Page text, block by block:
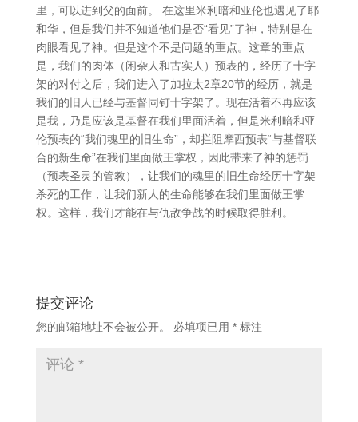
里，可以进到父的面前。 在这里米利暗和亚伦也遇见了耶
和华，但是我们并不知道他们是否“看见”了神，特别是在
肉眼看见了神。但是这个不是问题的重点。这章的重点
是，我们的肉体（闲杂人和古实人）预表的，经历了十字
架的对付之后，我们进入了加拉太2章20节的经历，就是
我们的旧人已经与基督同钉十字架了。现在活着不再应该
是我，乃是应该是基督在我们里面活着，但是米利暗和亚
伦预表的“我们魂里的旧生命”，却拦阻摩西预表“与基督联
合的新生命”在我们里面做王掌权，因此带来了神的惩罚
（预表圣灵的管教），让我们的魂里的旧生命经历十字架
杀死的工作，让我们新人的生命能够在我们里面做王掌
权。这样，我们才能在与仇敌争战的时候取得胜利。
提交评论
您的邮箱地址不会被公开。 必填项已用 *标注